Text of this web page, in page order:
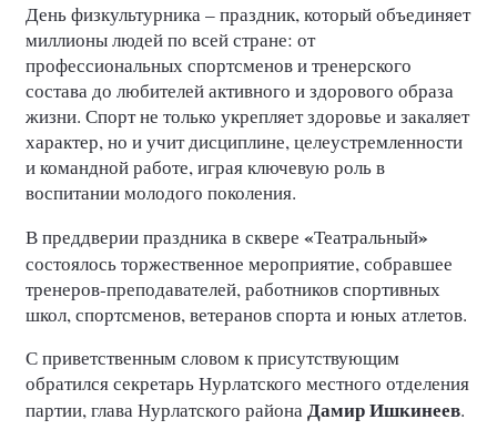
День физкультурника – праздник, который объединяет
миллионы людей по всей стране: от
профессиональных спортсменов и тренерского
состава до любителей активного и здорового образа
жизни. Спорт не только укрепляет здоровье и закаляет
характер, но и учит дисциплине, целеустремленности
и командной работе, играя ключевую роль в
воспитании молодого поколения.
В преддверии праздника в сквере «Театральный»
состоялось торжественное мероприятие, собравшее
тренеров-преподавателей, работников спортивных
школ, спортсменов, ветеранов спорта и юных атлетов.
С приветственным словом к присутствующим
обратился секретарь Нурлатского местного отделения
партии, глава Нурлатского районаДамир Ишкинеев.